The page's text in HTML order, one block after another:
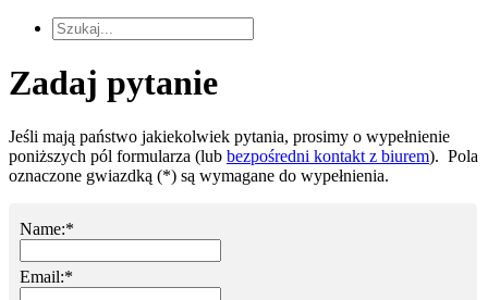
Zadaj pytanie
Jeśli mają państwo jakiekolwiek pytania, prosimy o wypełnienie
poniższych pól formularza (lub bezpośredni kontakt z biurem). Pola
oznaczone gwiazdką (*) są wymagane do wypełnienia.
Name:*
Email:*